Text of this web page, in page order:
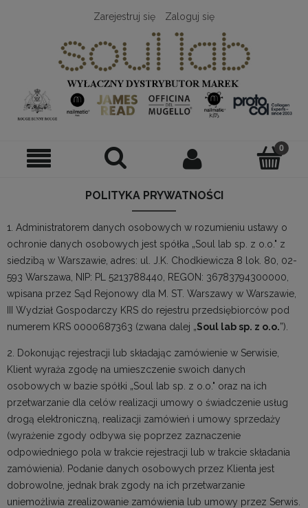
Zarejestruj się Zaloguj się
POLITYKA PRYWATNOŚCI
1. Administratorem danych osobowych w rozumieniu ustawy o
ochronie danych osobowych jest spółka „Soul lab sp. z o.o." z
siedzibą w Warszawie, adres: ul. J.K. Chodkiewicza 8 lok. 80, 02-
593 Warszawa, NIP: PL 5213788440, REGON: 36783794300000,
wpisana przez Sąd Rejonowy dla M. ST. Warszawy w Warszawie,
III Wydział Gospodarczy KRS do rejestru przedsiębiorców pod
numerem KRS 0000687363 (zwana dalej „Soul lab sp. z o.o.”).
2. Dokonując rejestracji lub składając zamówienie w Serwisie,
Klient wyraża zgodę na umieszczenie swoich danych
osobowych w bazie spółki „Soul lab sp. z o.o." oraz na ich
przetwarzanie dla celów realizacji umowy o świadczenie usług
drogą elektroniczną, realizacji zamówień i umowy sprzedaży
(wyrażenie zgody odbywa się poprzez zaznaczenie
odpowiedniego pola w trakcie rejestracji lub w trakcie składania
zamówienia). Podanie danych osobowych przez Klienta jest
dobrowolne, jednak brak zgody na ich przetwarzanie
uniemożliwia zrealizowanie zamówienia lub umowy przez Serwis.